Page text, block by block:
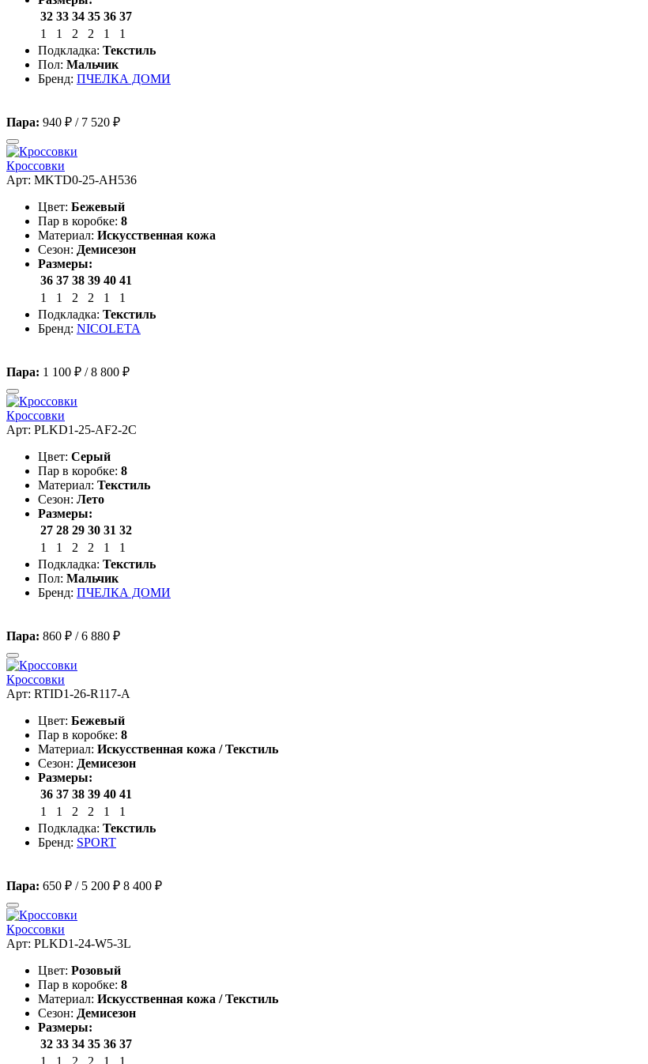
32 33 34 35 36 37
1
1 2 2 1
1
Подкладка: Текстиль
Пол: Мальчик
Бренд: ПЧЕЛКА ДОМИ
Пара: 940 ₽ / 7 520 ₽
Кроссовки
Арт: MKTD0-25-AH536
Цвет: Бежевый
Пар в коробке: 8
Материал: Искусственная кожа
Сезон: Демисезон
Размеры:
36 37 38 39 40 41
1
1 2 2 1
1
Подкладка: Текстиль
Бренд: NICOLETA
Пара: 1 100 ₽ /8 800 ₽
Кроссовки
Арт: PLKD1-25-AF2-2C
Цвет: Серый
Пар в коробке: 8
Материал: Текстиль
Сезон: Лето
Размеры:
27 28 29 30 31 32
1
1 2 2 1
1
Подкладка: Текстиль
Пол: Мальчик
Бренд: ПЧЕЛКА ДОМИ
Пара: 860 ₽ /6 880 ₽
Кроссовки
Арт: RTID1-26-R117-A
Цвет: Бежевый
Пар в коробке: 8
Материал: Искусственная кожа / Текстиль
Сезон: Демисезон
Размеры:
36 37 38 39 40 41
1
1 2 2 1
1
Подкладка: Текстиль
Бренд: SPORT
Пара: 650 ₽ / 5 200 ₽ 8 400 ₽
Кроссовки
Арт: PLKD1-24-W5-3L
Цвет: Розовый
Пар в коробке: 8
Материал: Искусственная кожа / Текстиль
Сезон: Демисезон
Размеры:
32 33 34 35 36 37
1
1 2 2 1 1